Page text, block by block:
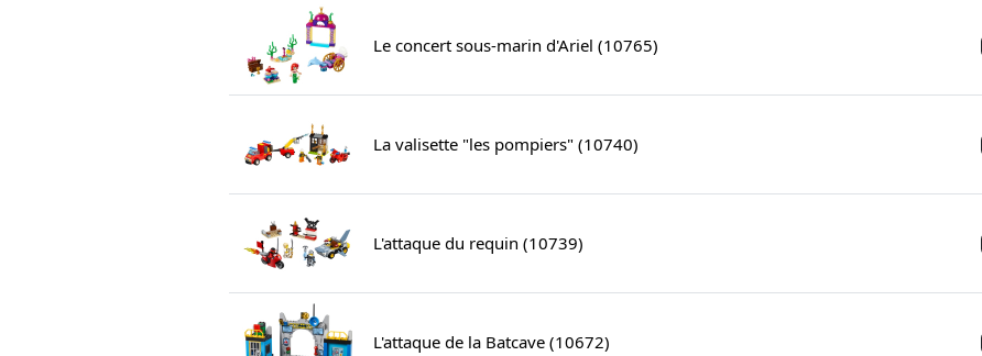
Le concert sous-marin d'Ariel (10765)
La valisette "les pompiers" (10740)
L'attaque du requin (10739)
L'attaque de la Batcave (10672)